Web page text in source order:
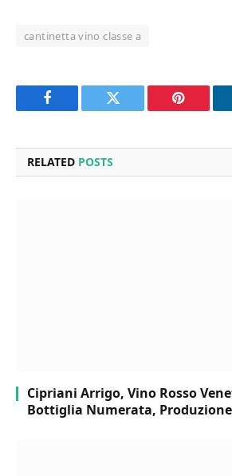
cantinetta vino classe a
Facebook Twitter Pinterest
RELATED POSTS
Cipriani Arrigo, Vino Rosso
Bottiglia Numerata,